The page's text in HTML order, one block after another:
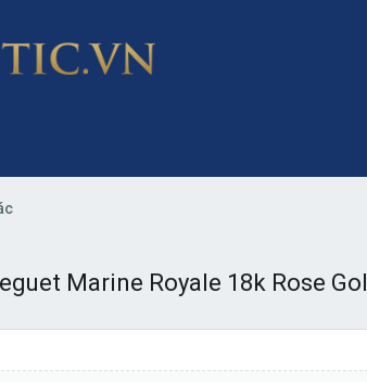
Marine Royale 18k Rose